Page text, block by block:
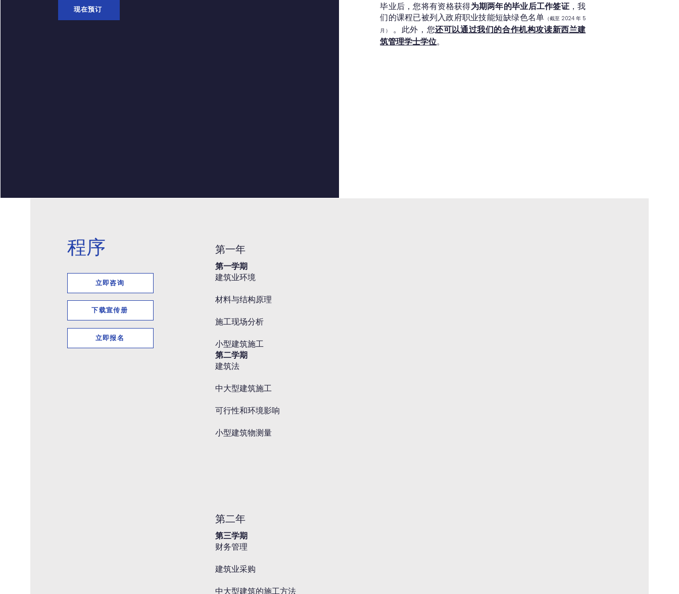
现在预订
毕业后，您将有资格获得为期两年的毕业后工作签证，我
们的课程已被列入政府职业技能短缺绿色名单 （截至 2024 年 5
月）
。此外，您还可以通过我们的合作机构攻读新西兰建
筑管理学士学位。
程序
立即咨询
下载宣传册
立即报名
第一年
第一学期
建筑业环境
材料与结构原理
施工现场分析
小型建筑施工
第二学期
建筑法
中大型建筑施工
可行性和环境影响
小型建筑物测量
第二年
第三学期
财务管理
建筑业采购
中大型建筑的施工方法